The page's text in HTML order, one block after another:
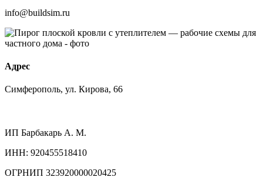
info@buildsim.ru
Адрес
Симферополь, ул. Кирова, 66
ИП Барбакарь А. М.
ИНН: 920455518410
ОГРНИП 323920000020425